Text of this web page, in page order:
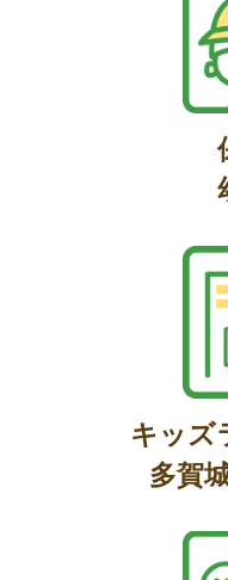
キッズ
多賀